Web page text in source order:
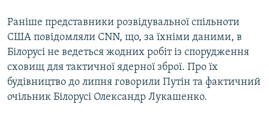
Раніше представники розвідувальної спільноти
США повідомляли CNN, що, за їхніми даними, в
Білорусі не ведеться жодних робіт із спорудження
сховищ для тактичної ядерної зброї. Про їх
будівництво до липня говорили Путін та фактичний
очільник Білорусі Олександр Лукашенко.